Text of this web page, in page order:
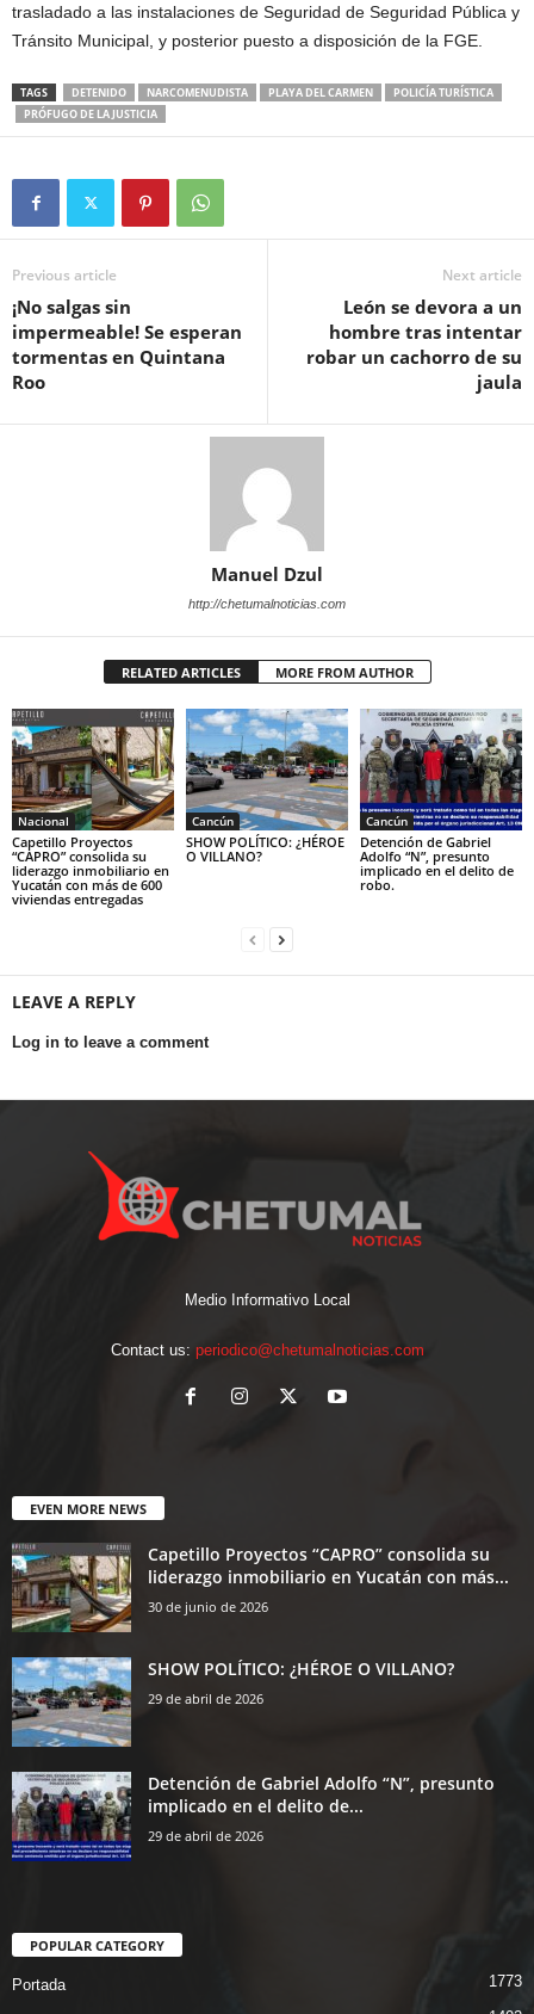
trasladado a las instalaciones de Seguridad de Seguridad Pública y
Tránsito Municipal, y posterior puesto a disposición de la FGE.
TAGS DETENIDO NARCOMENUDISTA PLAYA DEL CARMEN
POLICÍA TURÍSTICA
PRÓFUGO DE LA JUSTICIA
Previous article
¡No salgas sin
impermeable! Se esperan
tormentas en Quintana
Roo
Next article
León se devora a un
hombre tras intentar
robar un cachorro de su
jaula
Manuel Dzul
http://chetumalnoticias.com
RELATED ARTICLES MORE FROM AUTHOR
Nacional
Capetillo Proyectos
“CAPRO” consolida su
liderazgo inmobiliario en
Yucatán con más de 600
viviendas entregadas
Cancún
SHOW POLÍTICO: ¿HÉROE
O VILLANO?
Cancún
Detención de Gabriel
Adolfo “N”, presunto
implicado en el delito de
robo.
LEAVE A REPLY
Log in to leave a comment
Medio Informativo Local
Contact us: periodico@chetumalnoticias.com
EVEN MORE NEWS
Capetillo Proyectos “CAPRO” consolida su
liderazgo inmobiliario en Yucatán con más...
30 de junio de 2026
SHOW POLÍTICO: ¿HÉROE O VILLANO?
29 de abril de 2026
Detención de Gabriel Adolfo “N”, presunto
implicado en el delito de...
29 de abril de 2026
POPULAR CATEGORY
Portada 1773